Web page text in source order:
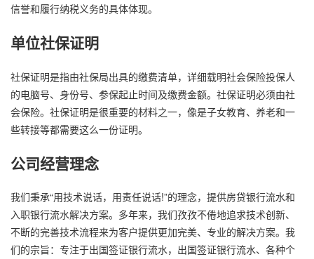
信誉和履行纳税义务的具体体现。
单位社保证明
社保证明是指由社保局出具的缴费清单，详细载明社会保险投保人
的电脑号、身份号、参保起止时间及缴费金额。社保证明必须由社
会保险。社保证明是很重要的材料之一，像是子女教育、养老和一
些转接等都需要这么一份证明。
公司经营理念
我们秉承“用技术说话，用责任说话!”的理念，提供房贷银行流水和
入职银行流水解决方案。多年来，我们孜孜不倦地追求技术创新、
不断的完善技术流程来为客户提供更加完美、专业的解决方案。我
们的宗旨：专注于出国签证银行流水，出国签证银行流水、各种个